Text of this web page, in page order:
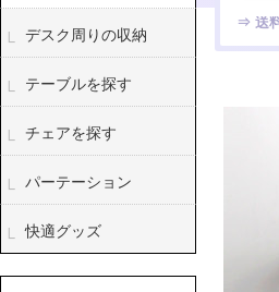
デスク周りの収納
テーブルを探す
チェアを探す
パーテーション
快適グッズ